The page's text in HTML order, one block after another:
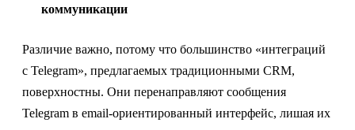
коммуникации
Различие важно, потому что большинство «интеграций
с Telegram», предлагаемых традиционными CRM,
поверхностны. Они перенаправляют сообщения
Telegram в email-ориентированный интерфейс, лишая их